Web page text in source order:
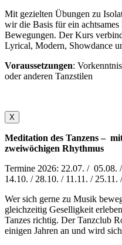
Mit gezielten Übungen zu
wir die Basis für ein
Bewegungen. Der Kurs
Lyrical, Modern, Showdance
Voraussetzungen:
oder anderen Tanzstilen
X
Meditation des Tanzens –
zweiwöchigen Rhythmus
Termine 2026: 22.07. / 05.08.
14.10. / 28.10. / 11.11. / 25.11.
Wer sich gerne zu Musik
gleichzeitig Geselligkeit
Tanzes richtig. Der Tanzclub
einigen Jahren an und wird